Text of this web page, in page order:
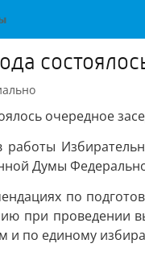
очередное
Думы
по
при проведении
и по единому